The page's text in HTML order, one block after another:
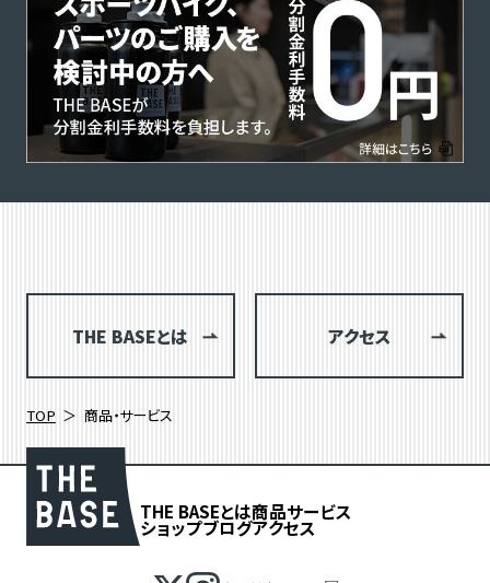
THE BASEとは アクセス
TOP 商品・サービス
THE BASEとは商品サービス
ショップブログアクセス